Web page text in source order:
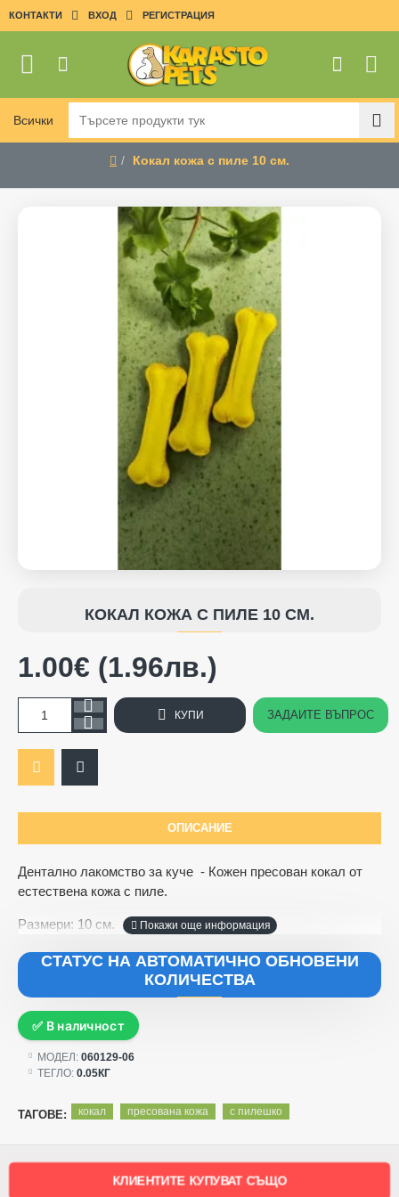
КОНТАКТИ ВХОД РЕГИСТРАЦИЯ
Всички
Търсете
продукти
Кокал кожа с пиле 10 см.
КОКАЛ КОЖА С ПИЛЕ 10 СМ.
ОПИСАНИЕ
Дентално лакомство за куче - Кожен пресован кокал от
естествена кожа с пиле.
Размери: 10 см.
СТАТУС НА АВТОМАТИЧНО ОБНОВЕНИ
КОЛИЧЕСТВА
✅ В наличност
МОДЕЛ: 060129-06
ТЕГЛО: 0.05КГ
1.00€ (1.96лв.)
КУПИ ЗАДАЙТЕ ВЪПРОС
ТАГОВЕ: кокал пресована кожа с пилешко
КЛИЕНТИТЕ КУПУВАТ СЪЩО